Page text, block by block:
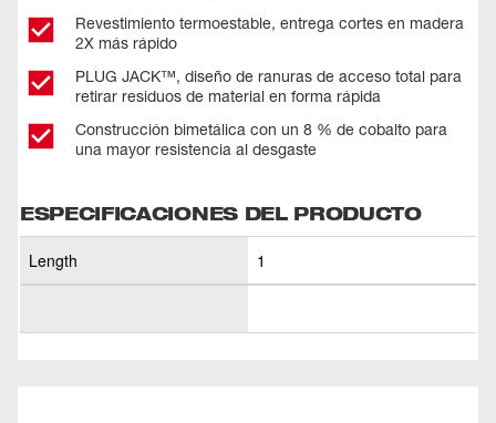
Revestimiento termoestable, entrega cortes en madera
2X más rápido
PLUG JACK™, diseño de ranuras de acceso total para
retirar residuos de material en forma rápida
Construcción bimetálica con un 8 % de cobalto para
una mayor resistencia al desgaste
ESPECIFICACIONES DEL PRODUCTO
Length 1